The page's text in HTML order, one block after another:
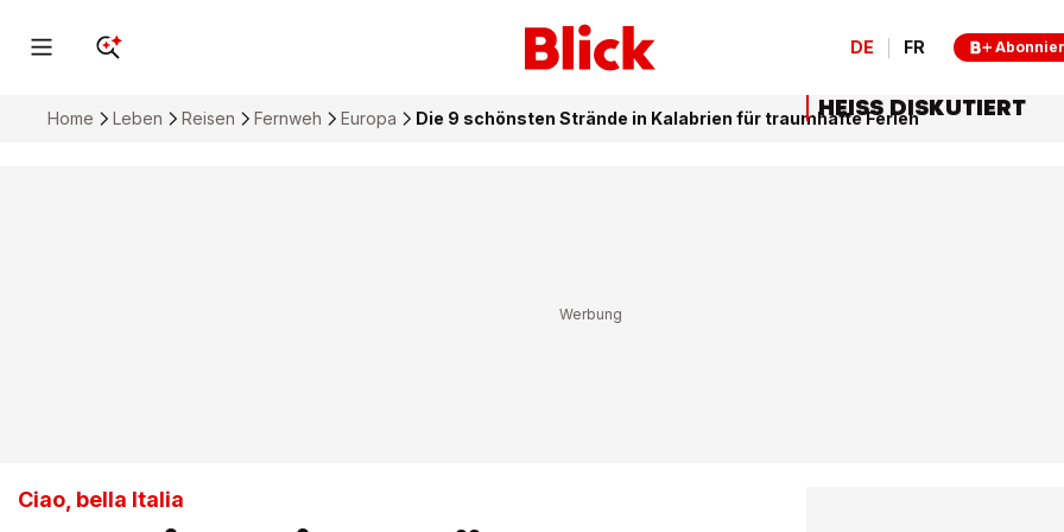
DE FR
Home Leben Reisen Fernweh Europa Die 9 schönsten Strände in Kalabrien für traumhafte Ferien
Ciao, bella Italia
HEISS DISKUTIERT